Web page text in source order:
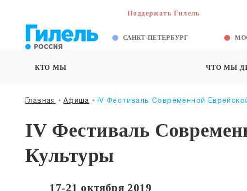
Поддержать Гилель
САНКТ-ПЕТЕРБУРГ
КТО МЫ ЧТО МЫ
Главная Афиша IV Фестиваль Современной
IV Фестиваль
Культуры
17-21 октября 2019